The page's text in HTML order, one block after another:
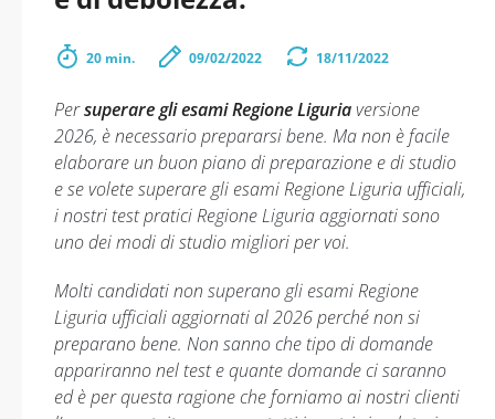
20 min. 09/02/2022 18/11/2022
Persuperare gli esami Regione Liguriaversione
2026, è necessario prepararsi bene. Ma non è facile
elaborare un buon piano di preparazione e di studio
e se volete superare gli esami Regione Liguria ufficiali,
i nostri test pratici Regione Liguria aggiornati sono
uno dei modi di studio migliori per voi.
Molti candidati non superano gli esami Regione
Liguria ufficiali aggiornati al 2026 perché non si
preparano bene. Non sanno che tipo di domande
appariranno nel test e quante domande ci saranno
ed è per questa ragione che forniamo ai nostri clienti